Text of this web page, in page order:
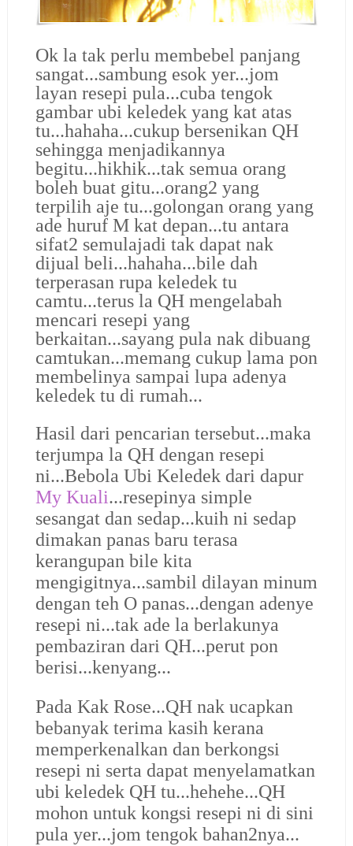
Ok la tak perlu membebel panjang
sangat...sambung esok yer...jom
layan resepi pula...cuba tengok
gambar ubi keledek yang kat atas
tu...hahaha...cukup bersenikan QH
sehingga menjadikannya
begitu...hikhik...tak semua orang
boleh buat gitu...orang2 yang
terpilih aje tu...golongan orang yang
ade huruf M kat depan...tu antara
sifat2 semulajadi tak dapat nak
dijual beli...hahaha...bile dah
terperasan rupa keledek tu
camtu...terus la QH mengelabah
mencari resepi yang
berkaitan...sayang pula nak dibuang
camtukan...memang cukup lama pon
membelinya sampai lupa adenya
keledek tu di rumah...
Hasil dari pencarian tersebut...maka
terjumpa la QH dengan resepi
ni...Bebola Ubi Keledek dari dapur
My Kuali...resepinya simple
sesangat dan sedap...kuih ni sedap
dimakan panas baru terasa
kerangupan bile kita
mengigitnya...sambil dilayan minum
dengan teh O panas...dengan adenye
resepi ni...tak ade la berlakunya
pembaziran dari QH...perut pon
berisi...kenyang...
Pada Kak Rose...QH nak ucapkan
bebanyak terima kasih kerana
memperkenalkan dan berkongsi
resepi ni serta dapat menyelamatkan
ubi keledek QH tu...hehehe...QH
mohon untuk kongsi resepi ni di sini
pula yer...jom tengok bahan2nya...